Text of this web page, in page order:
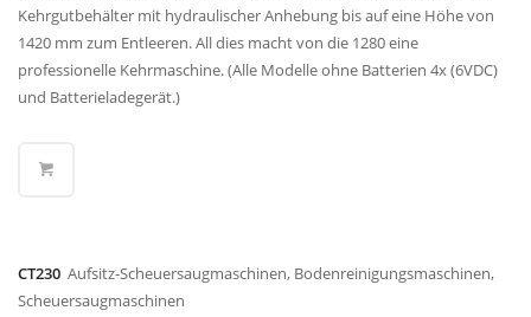
Kehrgutbehälter mit hydraulischer Anhebung bis auf eine Höhe von
1420 mm zum Entleeren. All dies macht von die 1280 eine
professionelle Kehrmaschine. (Alle Modelle ohne Batterien 4x (6VDC)
und Batterieladegerät.)
CT230 Aufsitz-Scheuersaugmaschinen, Bodenreinigungsmaschinen,
Scheuersaugmaschinen